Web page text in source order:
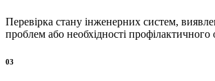
Перевірка стану інженерних систем,
проблем або необхідності профілактичного
03